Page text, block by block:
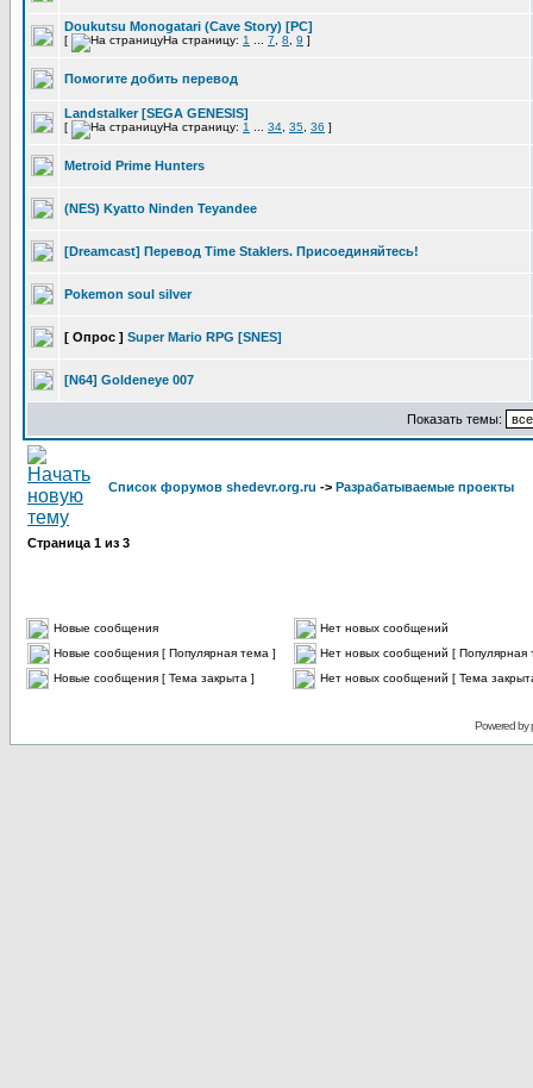
Doukutsu Monogatari (Cave Story) [PC]
[ На страницу: 1 7 8 9 ]
Помогите добить перевод
Landstalker [SEGA GENESIS]
[ На страницу: 1 34 35 36 ]
Metroid Prime Hunters
(NES) Kyatto Ninden Teyandee
[Dreamcast] Перевод Time Staklers. Присоединяйтесь!
Pokemon soul silver
[ Опрос ] Super Mario RPG [SNES]
[N64] Goldeneye 007
Показать темы:
Список форумов shedevr.org.ru -> Разрабатываемые проекты
Страница 1 из 3
Новые сообщения
Нет новых сообщений
Новые сообщения [ Популярная тема ]
Нет новых сообщений [ Популярная
Новые сообщения [ Тема закрыта ]
Нет новых сообщений [ Тема
Powered by